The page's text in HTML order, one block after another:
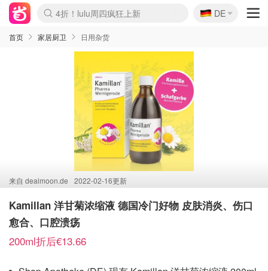
Boticinal 夏促开抢！
4折！lulu周四疯狂上新
还没结束！&OtherStories大促
Joybuy变相75折 随时失效
速领！Stanley独家85折
疑似霸哥！Camper额外叠85折
Zalando 奥莱闪促！每日更新
Moncler反季囤！5折起+叠9折
Coach Brooklyn仅€192
🇩🇪
DE
首页 家居厨卫 日用杂货
来自 dealmoon.de 2022-02-16更新
Kamillan 洋甘菊浓缩液 德国冷门好物 皮肤消炎、伤口
愈合、口腔溃疡
200ml折后€13.66